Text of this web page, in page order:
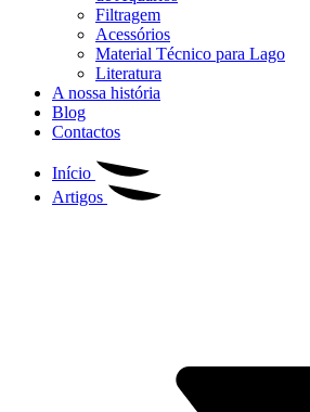
Filtragem
Acessórios
Material Técnico para Lago
Literatura
A nossa história
Blog
Contactos
Início
Artigos